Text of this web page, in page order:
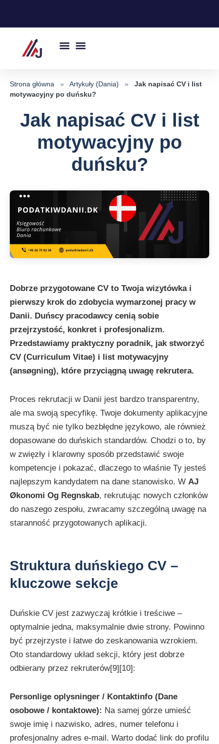
Przejdź
treści
Strona główna » Artykuły (Dania) »
Jak napisać CV i list
motywacyjny po duńsku?
Jak napisać CV i list
motywacyjny po
duńsku?
Dobrze przygotowane CV to Twoja wizytówka i
pierwszy krok do zdobycia wymarzonej pracy w
Danii. Duńscy pracodawcy cenią sobie
przejrzystość, konkret i profesjonalizm.
Przedstawiamy praktyczny poradnik, jak stworzyć
CV (Curriculum Vitae) i list motywacyjny
(ansøgning), które przyciągną uwagę rekrutera.
Proces rekrutacji w Danii jest bardzo transparentny,
ale ma swoją specyfikę. Twoje dokumenty aplikacyjne
muszą być nie tylko bezbłędne językowo, ale również
dopasowane do duńskich standardów. Chodzi o to, by
w zwięzły i klarowny sposób przedstawić swoje
kompetencje i pokazać, dlaczego to właśnie Ty jesteś
najlepszym kandydatem na dane stanowisko. W AJ
Økonomi Og Regnskab, rekrutując nowych członków
do naszego zespołu, zwracamy szczególną uwagę na
staranność przygotowanych aplikacji.
Struktura duńskiego CV –
kluczowe sekcje
Duńskie CV jest zazwyczaj krótkie i treściwe –
optymalnie jedna, maksymalnie dwie strony. Powinno
być przejrzyste i łatwe do zeskanowania wzrokiem.
Oto standardowy układ sekcji, który jest dobrze
odbierany przez rekruterów[9][10]:
Personlige oplysninger / Kontaktinfo (Dane
osobowe / kontaktowe): Na samej górze umieść
swoje imię i nazwisko, adres, numer telefonu i
profesjonalny adres e-mail. Warto dodać link do profilu